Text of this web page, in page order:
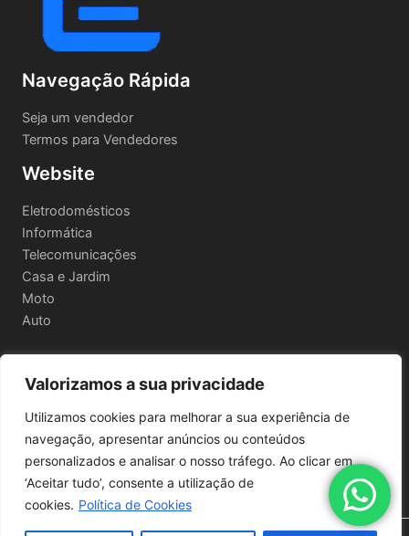
Valorizamos a sua privacidade
Utilizamos cookies para melhorar a sua experiência de
navegação, apresentar anúncios ou conteúdos
personalizados e analisar o nosso tráfego. Ao clicar em
‘Aceitar tudo’, consente a utilização de
cookies. Política de Cookies
Navegação Rápida
Seja um vendedor
Termos para Vendedores
Website
Eletrodomésticos
Informática
Telecomunicações
Casa e Jardim
Moto
Auto
Informações Legais
Política de privacidade
Termos e Condições
Política de Envio e Devoluções